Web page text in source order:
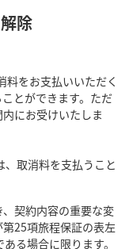
除
料をお支払いいただく
とができます。ただ
にお受けいたしま
取消料を支払うこと
契約内容の重要な変
25項旅程保証の表左
る場合に限ります。